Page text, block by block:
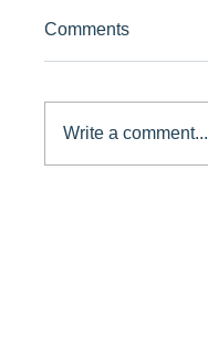
Comments
Write a comment...